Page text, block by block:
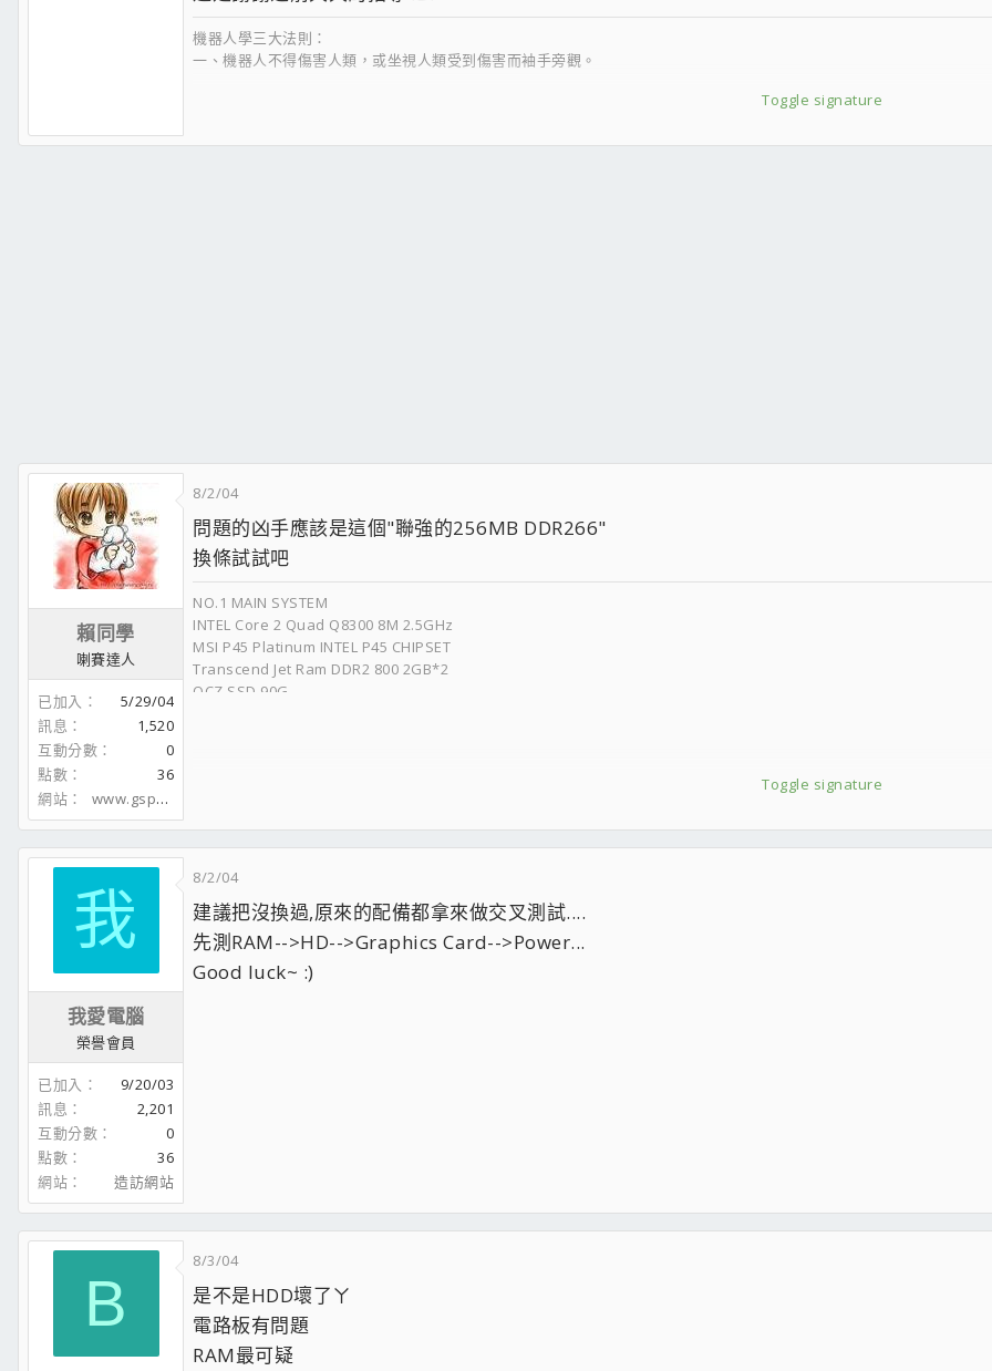
Toggle signature
機器人學三大法則：
一、機器人不得傷害人類，或坐視人類受到傷害而袖手旁觀。
三、在不違背第一法則及第二法則的情況下，機器人必須保護自己。
賴同學
喇賽達人
已加入
5/29/04
訊息
1,520
互動分數
0
點數
36
網站
www.gspot.idv.tw
8/2/04
問題的凶手應該是這個"聯強的256MB DDR266"
換條試試吧
Toggle signature
NO.1 MAIN SYSTEM
INTEL Core 2 Quad Q8300 8M 2.5GHz
MSI P45 Platinum INTEL P45 CHIPSET
Transcend Jet Ram DDR2 800 2GB*2
OCZ SSD 90G
Transcend Jet Ram DDR2 667 1GB*2
Hitachi 320G 7200RPM SATAII
我
我愛電腦
榮譽會員
已加入
9/20/03
訊息
2,201
互動分數
0
點數
36
網站
造訪網站
8/2/04
建議把沒換過,原來的配備都拿來做交叉測試....
先測RAM-->HD-->Graphics Card-->Power...
Good luck~ :)
B
8/3/04
是不是HDD壞了ㄚ
電路板有問題
RAM最可疑